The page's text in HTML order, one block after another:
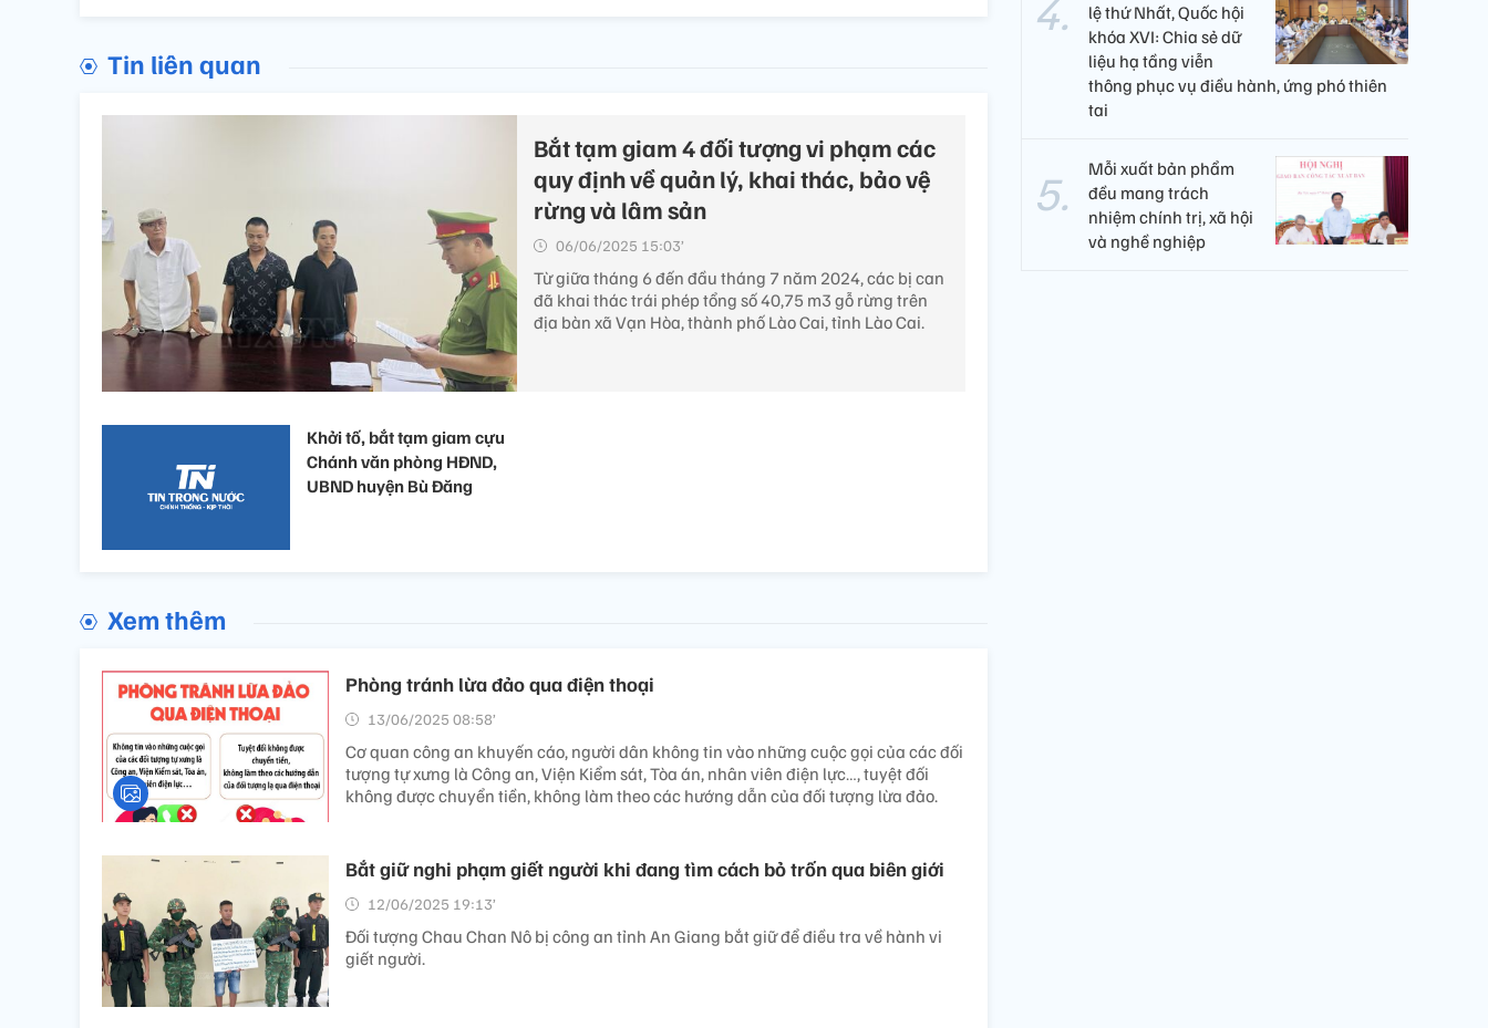
Tin liên quan
Bắt tạm giam 4 đối tượng vi phạm các
quy định về quản lý, khai thác, bảo vệ
rừng và lâm sản
06/06/2025 15:03’
Từ giữa tháng 6 đến đầu tháng 7 năm 2024, các bị can
đã khai thác trái phép tổng số 40,75 m3 gỗ rừng trên
địa bàn xã Vạn Hòa, thành phố Lào Cai, tỉnh Lào Cai.
Khởi tố, bắt tạm giam cựu
Chánh văn phòng HĐND,
UBND huyện Bù Đăng
Xem thêm
Phòng tránh lừa đảo qua điện thoại
13/06/2025 08:58’
Cơ quan công an khuyến cáo, người dân không tin vào những cuộc gọi của các đối
tượng tự xưng là Công an, Viện Kiểm sát, Tòa án, nhân viên điện lực…, tuyệt đối
không được chuyển tiền, không làm theo các hướng dẫn của đối tượng lừa đảo.
Bắt giữ nghi phạm giết người khi đang tìm cách bỏ trốn qua biên giới
12/06/2025 19:13’
Đối tượng Chau Chan Nô bị công an tỉnh An Giang bắt giữ để điều tra về hành vi
giết người.
lệ thứ Nhất, Quốc hội
khóa XVI: Chia sẻ dữ
liệu hạ tầng viễn
thông phục vụ điều hành, ứng phó thiên
tai
Mỗi xuất bản phẩm
đều mang trách
nhiệm chính trị, xã hội
và nghề nghiệp